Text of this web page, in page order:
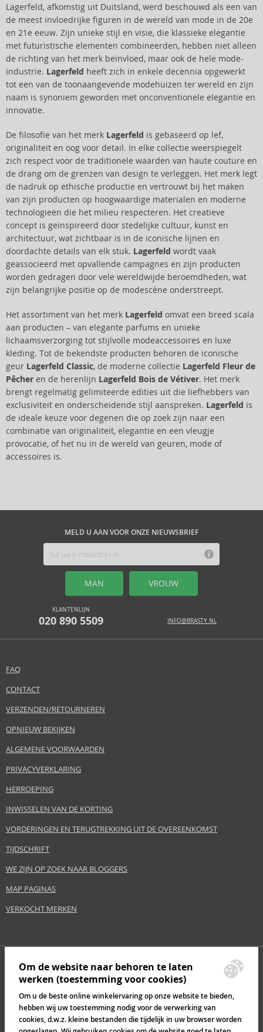
Lagerfeld, afkomstig uit Duitsland, werd beschouwd als een van
de meest invloedrijke figuren in de wereld van mode in de 20e
en 21e eeuw. Zijn unieke stijl en visie, die klassieke elegantie
met futuristische elementen combineerden, hebben niet alleen
de richting van het merk beïnvloed, maar ook de hele mode-
industrie. Lagerfeld heeft zich in enkele decennia opgewerkt
tot een van de toonaangevende modehuizen ter wereld en zijn
naam is synoniem geworden met onconventionele elegantie en
innovatie.
De filosofie van het merk Lagerfeld is gebaseerd op lef,
originaliteit en oog voor detail. In elke collectie weerspiegelt
zich respect voor de traditionele waarden van haute couture en
de drang om de grenzen van design te verleggen. Het merk legt
de nadruk op ethische productie en vertrouwt bij het maken
van zijn producten op hoogwaardige materialen en moderne
technologieën die het milieu respecteren. Het creatieve
concept is geïnspireerd door stedelijke cultuur, kunst en
architectuur, wat zichtbaar is in de iconische lijnen en
doordachte details van elk stuk. Lagerfeld wordt vaak
geassocieerd met opvallende campagnes en zijn producten
worden gedragen door vele wereldwijde beroemdheden, wat
zijn belangrijke positie op de modescène onderstreept.
Het assortiment van het merk Lagerfeld omvat een breed scala
aan producten – van elegante parfums en unieke
lichaamsverzorging tot stijlvolle modeaccessoires en luxe
kleding. Tot de bekendste producten behoren de iconische
geur Lagerfeld Classic, de moderne collectie Lagerfeld Fleur de
Pêcher en de herenlijn Lagerfeld Bois de Vétiver. Het merk
brengt regelmatig gelimiteerde edities uit die liefhebbers van
exclusiviteit en onderscheidende stijl aanspreken. Lagerfeld is
de ideale keuze voor degenen die op zoek zijn naar een
combinatie van originaliteit, elegantie en een vleugje
provocatie, of het nu in de wereld van geuren, mode of
accessoires is.
MELD U AAN VOOR ONZE NIEUWSBRIEF
MAN VROUW
KLANTENLIJN
020 890 5509 INFO@BRASTY.NL
FAQ
CONTACT
VERZENDEN/RETOURNEREN
OPNIEUW BEKIJKEN
ALGEMENE VOORWAARDEN
PRIVACYVERKLARING
HERROEPING
INWISSELEN VAN DE KORTING
VORDERINGEN EN TERUGTREKKING UIT DE OVEREENKOMST
TIJDSCHRIFT
WE ZIJN OP ZOEK NAAR BLOGGERS
MAP PAGINAS
VERKOCHT MERKEN
Om de website naar behoren te laten
werken (toestemming voor cookies)
Om u de beste online winkelervaring op onze website te bieden,
hebben wij uw toestemming nodig voor de verwerking van
cookies, d.w.z. kleine bestanden die tijdelijk in uw browser worden